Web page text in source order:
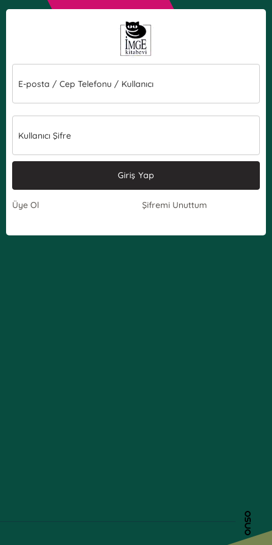
E-posta / Cep Telefonu / Kullanıcı
Kullanıcı Şifre
Giriş Yap
Üye Ol Şifremi Unuttum